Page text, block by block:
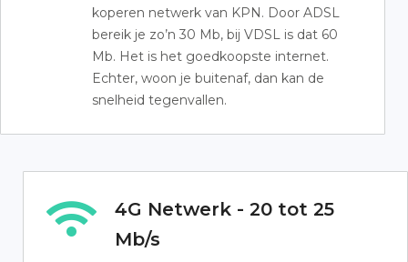
koperen netwerk van KPN. Door ADSL
bereik je zo’n 30 Mb, bij VDSL is dat 60
Mb. Het is het goedkoopste internet.
Echter, woon je buitenaf, dan kan de
snelheid tegenvallen.
4G Netwerk - 20 tot 25
Mb/s